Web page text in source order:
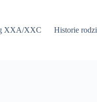
XXA/XXC Historie